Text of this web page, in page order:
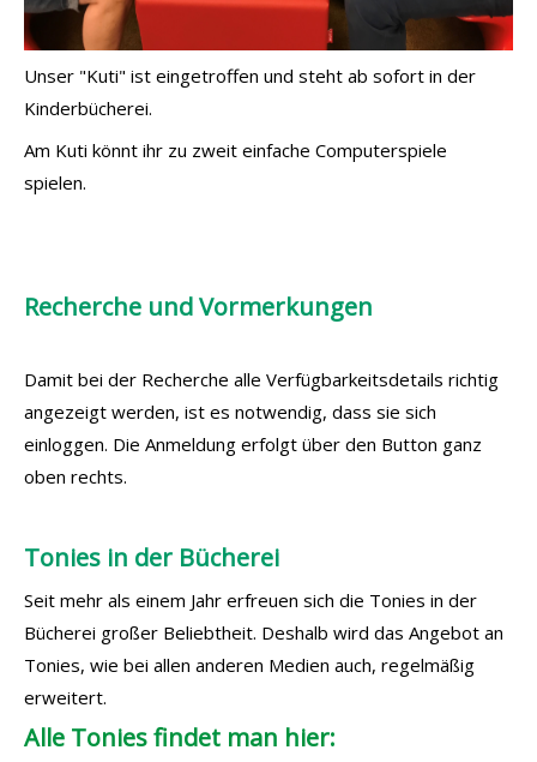
Unser "Kuti" ist eingetroffen und steht ab sofort in der
Kinderbücherei.
Am Kuti könnt ihr zu zweit einfache Computerspiele
spielen.
Recherche und Vormerkungen
Damit bei der Recherche alle Verfügbarkeitsdetails richtig
angezeigt werden, ist es notwendig, dass sie sich
einloggen. Die Anmeldung erfolgt über den Button ganz
oben rechts.
Tonies in der Bücherei
Seit mehr als einem Jahr erfreuen sich die Tonies in der
Bücherei großer Beliebtheit. Deshalb wird das Angebot an
Tonies, wie bei allen anderen Medien auch, regelmäßig
erweitert.
Alle Tonies findet man hier: